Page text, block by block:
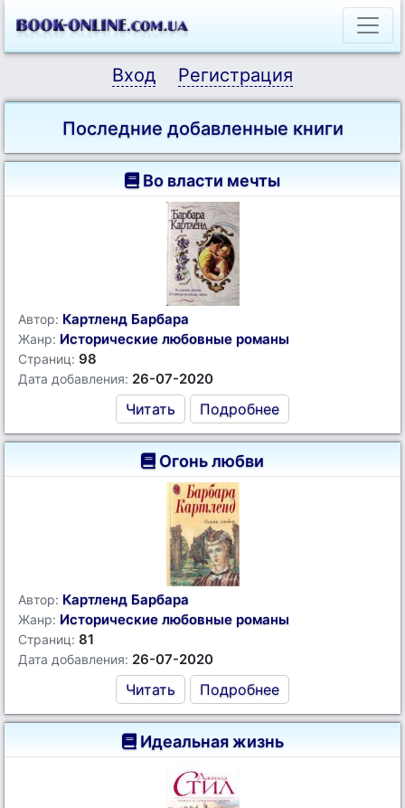
Вход Регистрация
Последние добавленные книги
Во власти мечты
Автор: Картленд Барбара
Жанр: Исторические любовные романы
Страниц: 98
Дата добавления: 26-07-2020
Читать Подробнее
Огонь любви
Автор: Картленд Барбара
Жанр: Исторические любовные романы
Страниц: 81
Дата добавления: 26-07-2020
Читать Подробнее
Идеальная жизнь